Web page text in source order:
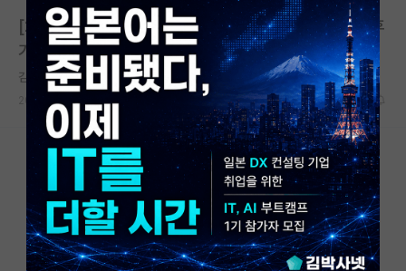
국내대학원 정보
연구실&오픈랩
커뮤니티
커뮤니티 홈
전체글보기
베스트 게시판
IF 명예의전당
[2024 가을학기 UToronto 합격] 김박사넷 유학교육 후
기 - 2편
김박사넷 유학교육
2025.05.27 2930